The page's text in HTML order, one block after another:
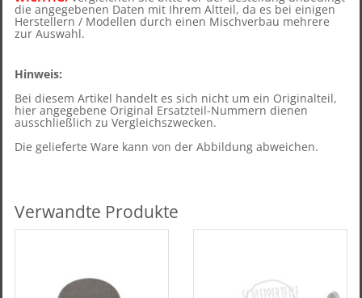
die angegebenen Daten mit Ihrem Altteil, da es bei einigen
Herstellern / Modellen durch einen Mischverbau mehrere
zur Auswahl.
Hinweis:
Bei diesem Artikel handelt es sich nicht um ein Originalteil,
hier angegebene Original Ersatzteil-Nummern dienen
ausschließlich zu Vergleichszwecken.
Die gelieferte Ware kann von der Abbildung abweichen.
Verwandte Produkte